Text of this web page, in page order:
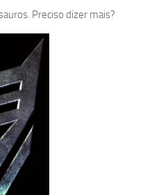
Preciso dizer mais?